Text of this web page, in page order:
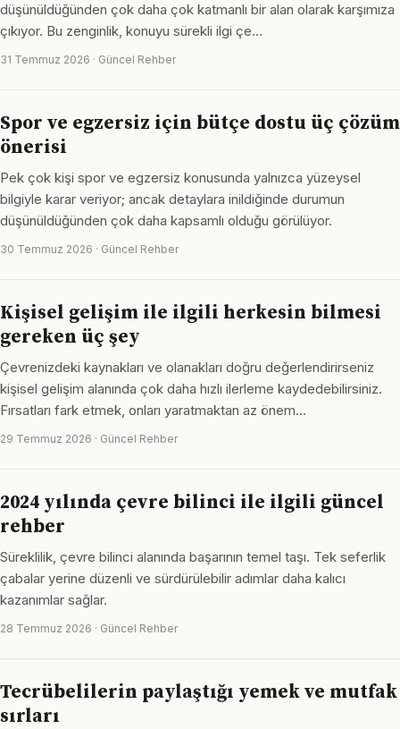
düşünüldüğünden çok daha çok katmanlı bir alan olarak karşımıza
çıkıyor. Bu zenginlik, konuyu sürekli ilgi çe…
31 Temmuz 2026 · Güncel Rehber
Spor ve egzersiz için bütçe dostu üç çözüm
önerisi
Pek çok kişi spor ve egzersiz konusunda yalnızca yüzeysel
bilgiyle karar veriyor; ancak detaylara inildiğinde durumun
düşünüldüğünden çok daha kapsamlı olduğu görülüyor.
30 Temmuz 2026 · Güncel Rehber
Kişisel gelişim ile ilgili herkesin bilmesi
gereken üç şey
Çevrenizdeki kaynakları ve olanakları doğru değerlendirirseniz
kişisel gelişim alanında çok daha hızlı ilerleme kaydedebilirsiniz.
Fırsatları fark etmek, onları yaratmaktan az önem…
29 Temmuz 2026 · Güncel Rehber
2024 yılında çevre bilinci ile ilgili güncel
rehber
Süreklilik, çevre bilinci alanında başarının temel taşı. Tek seferlik
çabalar yerine düzenli ve sürdürülebilir adımlar daha kalıcı
kazanımlar sağlar.
28 Temmuz 2026 · Güncel Rehber
Tecrübelilerin paylaştığı yemek ve mutfak
sırları